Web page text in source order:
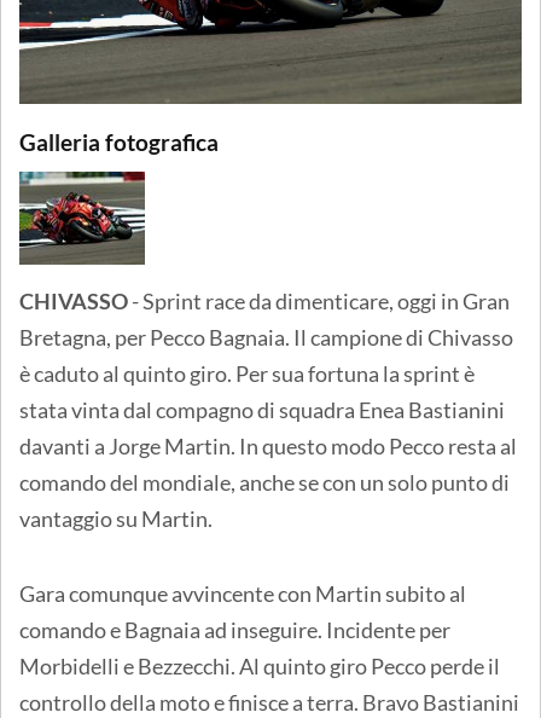
Galleria fotografica
CHIVASSO- Sprint race da dimenticare, oggi in Gran
Bretagna, per Pecco Bagnaia. Il campione di Chivasso
è caduto al quinto giro. Per sua fortuna la sprint è
stata vinta dal compagno di squadra Enea Bastianini
davanti a Jorge Martin. In questo modo Pecco resta al
comando del mondiale, anche se con un solo punto di
vantaggio su Martin.
Gara comunque avvincente con Martin subito al
comando e Bagnaia ad inseguire. Incidente per
Morbidelli e Bezzecchi. Al quinto giro Pecco perde il
controllo della moto e finisce a terra. Bravo Bastianini